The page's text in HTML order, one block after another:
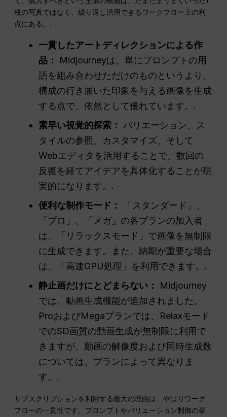
枚の写真ではなく、繰り返し活用できるワークフロー上の利
点にある。.
一貫したアートディレクションによる作
品：
Midjourneyは、単にプロンプトの用
語を組み合わせただけのものというより、
構成の行き届いた印象を与える画像を生成
する点で、依然として優れています。.
素早い視覚的探索： バリエーション、ス
タイルの参照、カスタマイズ、そして
Webエディタを活用することで、数回の
反復を経てアイデアを具体化することが現
実的になります。.
便利な制作モード：
「スタンダード」、
「プロ」、「メガ」の各プランの加入者
は、「リラックスモード」で画像を無制限
に生成できます。また、納期が重要な場合
は、「高速GPU処理」を利用できます。.
静止画だけにとどまらない：
Midjourney
では、動画生成機能が追加されました。
ProおよびMegaプランでは、Relaxモード
でのSD画質の動画生成が無制限に利用で
きますが、動画の解像度および同時生成数
については、プランによって異なりま
す。.
サブスクリプションを利用する最大の理由は、やはりワーク
フローの一貫性です。プロンプトやバリエーション制御の挙